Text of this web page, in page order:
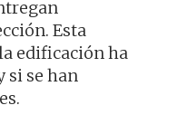
Esta
edificación ha
si se han